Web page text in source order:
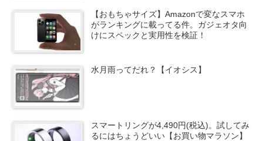
【おもちゃサイズ】Amazonで変なスマホ
がランキングに載ってる件。ガジェオタ向
けにスペックと実用性を検証！
水月雨ってだれ？【イオシス】
スマートリングが4,490円(税込)。試してみ
るにはちょうどいい【お買い物マラソン】